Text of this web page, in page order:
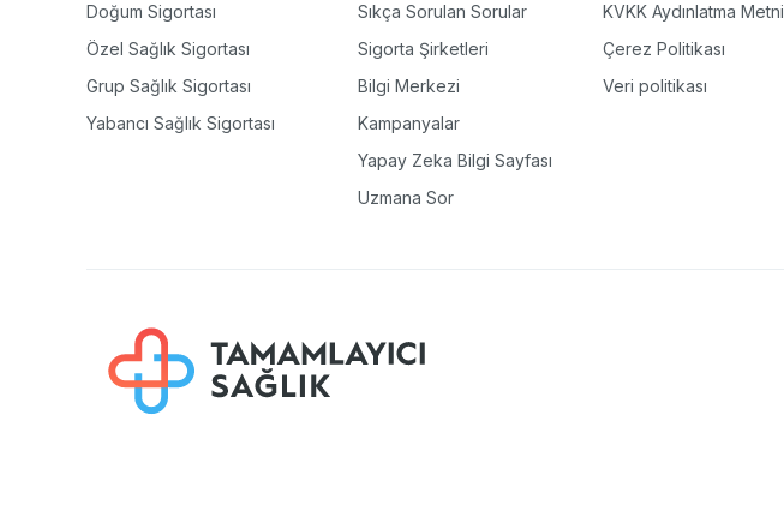
Doğum Sigortası
Özel Sağlık Sigortası
Grup Sağlık Sigortası
Yabancı Sağlık Sigortası
Sıkça Sorulan Sorular
Sigorta Şirketleri
Bilgi Merkezi
Kampanyalar
Yapay Zeka Bilgi Sayfası
Uzmana Sor
KVKK Aydınlatma Metni
Çerez Politikası
Veri politikası